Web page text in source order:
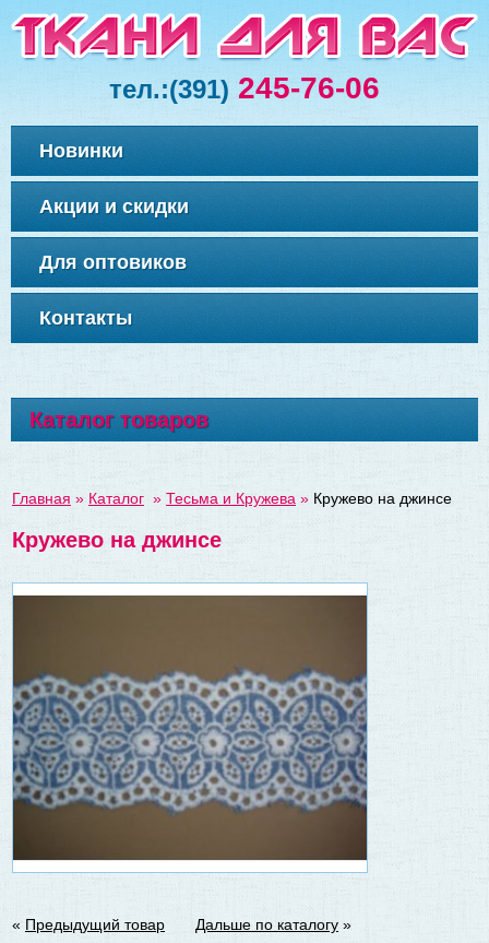
тел.:(391) 245-76-06
Новинки
Акции и скидки
Для оптовиков
Контакты
Каталог товаров
Главная » Каталог » Тесьма и Кружева » Кружево на джинсе
Кружево на джинсе
« Предыдущий товар Дальше по каталогу »